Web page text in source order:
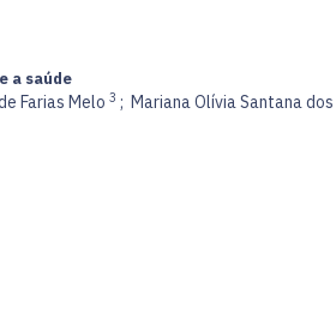
a saúde
Farias Melo 3 ; Mariana Olívia Santana